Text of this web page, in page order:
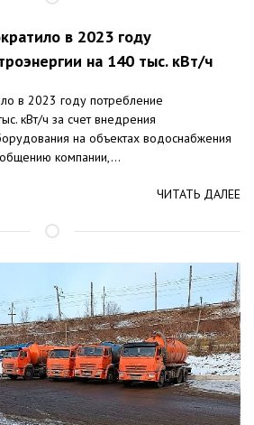
в 2023 году
на 140 тыс. кВт/ч
в 2023 году потребление
кВт/ч за счет внедрения
на объектах водоснабжения
компании,...
ЧИТАТЬ ДАЛЕЕ